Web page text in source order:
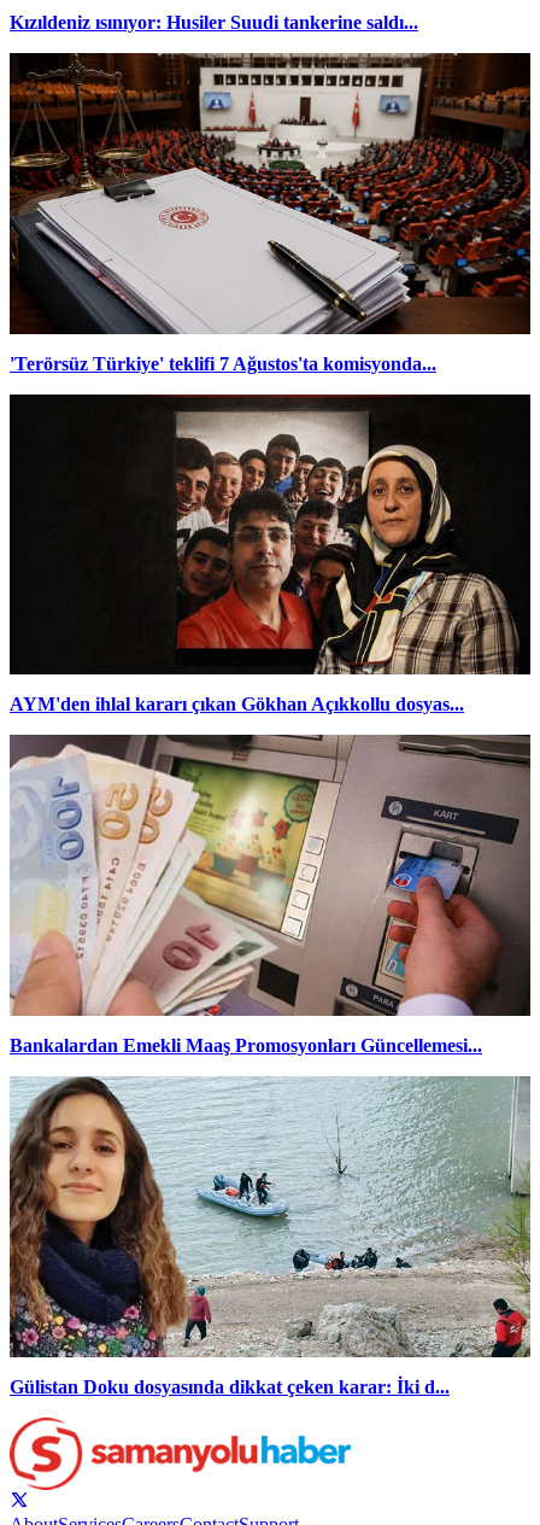
Kızıldeniz ısınıyor: Husiler Suudi tankerine saldı...
'Terörsüz Türkiye' teklifi 7 Ağustos'ta komisyonda...
AYM'den ihlal kararı çıkan Gökhan Açıkkollu dosyas...
Bankalardan Emekli Maaş Promosyonları Güncellemesi...
Gülistan Doku dosyasında dikkat çeken karar: İki d...